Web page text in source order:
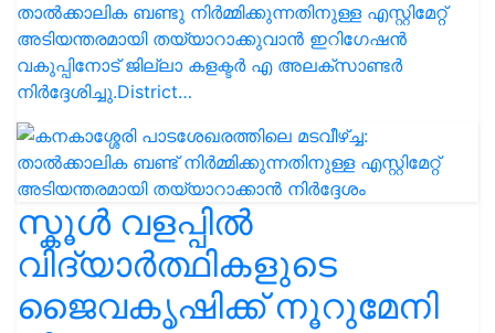
താൽക്കാലിക ബണ്ടു നിർമ്മിക്കുന്നതിനുള്ള എസ്റ്റിമേറ്റ്
അടിയന്തരമായി തയ്യാറാക്കുവാൻ ഇറിഗേഷൻ
വകുപ്പിനോട് ജില്ലാ കളക്ടർ എ അലക്സാണ്ടർ
നിർദ്ദേശിച്ചു.District…
സ്കൂൾ വളപ്പിൽ
വിദ്യാർത്ഥികളുടെ
ജൈവകൃഷിക്ക് നൂറുമേനി